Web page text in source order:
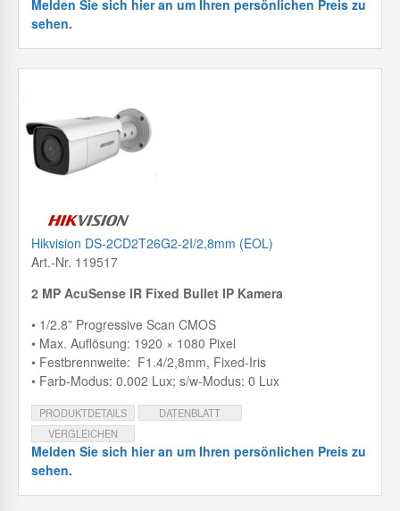
Melden Sie sich hier an um Ihren persönlichen Preis zu
sehen.
Hikvision DS-2CD2T26G2-2I/2,8mm (EOL)
Art.-Nr. 119517
2 MP AcuSense IR Fixed Bullet IP Kamera
• 1/2.8” Progressive Scan CMOS
• Max. Auflösung: 1920 × 1080 Pixel
• Festbrennweite: F1.4/2,8mm, Fixed-Iris
• Farb-Modus: 0.002 Lux; s/w-Modus: 0 Lux
PRODUKTDETAILS
DATENBLATT
VERGLEICHEN
Melden Sie sich hier an um Ihren persönlichen Preis zu
sehen.